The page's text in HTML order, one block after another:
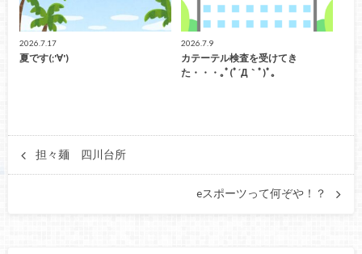
2026.7.17
夏です(;'∀')
2026.7.9
カテーテル検査を受けてき
た・・・｡ﾟ(ﾟ´Д｀ﾟ)ﾟ｡
担々麺 四川台所
eスポーツって何ぞや！？